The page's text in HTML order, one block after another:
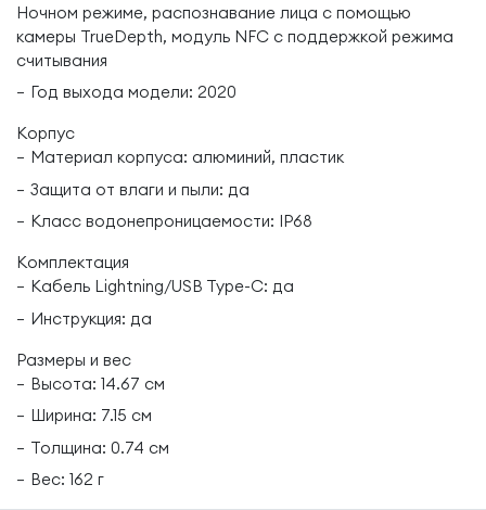
Ночном режиме, распознавание лица с помощью
камеры TrueDepth, модуль NFC с поддержкой режима
считывания
Год выхода модели: 2020
Корпус
Материал корпуса: алюминий, пластик
Защита от влаги и пыли: да
Класс водонепроницаемости: IP68
Комплектация
Кабель Lightning/USB Type-C: да
Инструкция: да
Размеры и вес
Высота: 14.67 см
Ширина: 7.15 см
Толщина: 0.74 см
Вес: 162 г